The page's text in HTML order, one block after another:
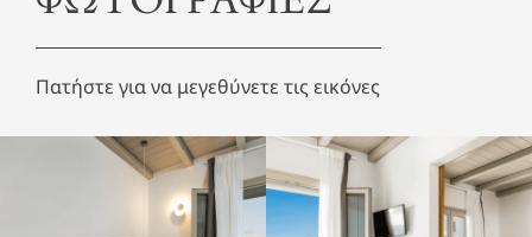
Πατήστε για να μεγεθύνετε τις εικόνες